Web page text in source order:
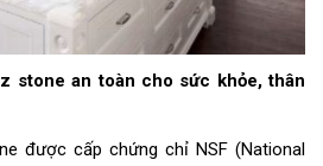
stone an toàn cho sức khỏe, thân
được cấp chứng chỉ NSF (National